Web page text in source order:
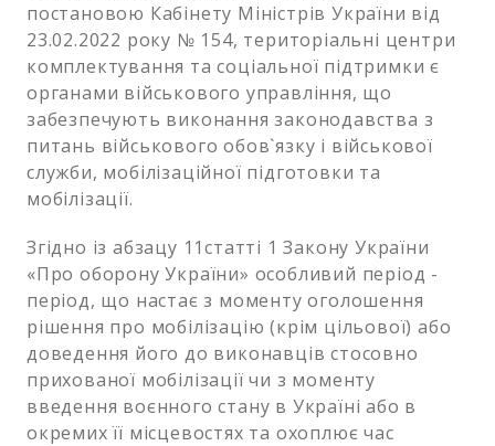
постановою Кабінету Міністрів України від
23.02.2022 року № 154, територіальні центри
комплектування та соціальної підтримки є
органами військового управління, що
забезпечують виконання законодавства з
питань військового обов`язку і військової
служби, мобілізаційної підготовки та
мобілізації.
Згідно із абзацу 11статті 1 Закону України
«Про оборону України» особливий період -
період, що настає з моменту оголошення
рішення про мобілізацію (крім цільової) або
доведення його до виконавців стосовно
прихованої мобілізації чи з моменту
введення воєнного стану в Україні або в
окремих її місцевостях та охоплює час